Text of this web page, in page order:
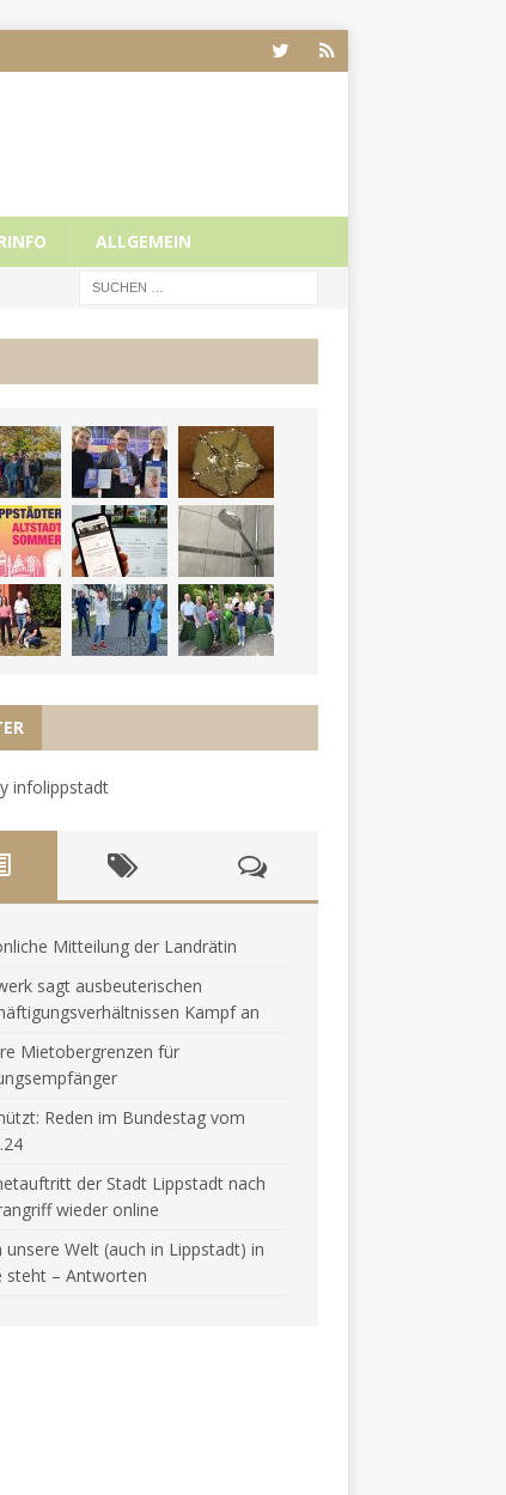
ALLGEMEIN
infolippstadt
Mitteilung der Landrätin
sagt ausbeuterischen
Kampf an
Mietobergrenzen für
Reden im Bundestag vom
der Stadt Lippstadt nach
wieder online
unsere Welt (auch in Lippstadt) in
steht – Antworten